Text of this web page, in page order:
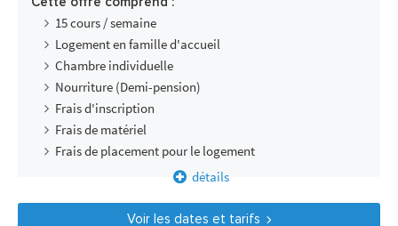
15 cours / semaine
Logement en famille d'accueil
Chambre individuelle
Nourriture (Demi-pension)
Frais d'inscription
Frais de matériel
Frais de placement pour le logement
détails
Voir les dates et tarifs